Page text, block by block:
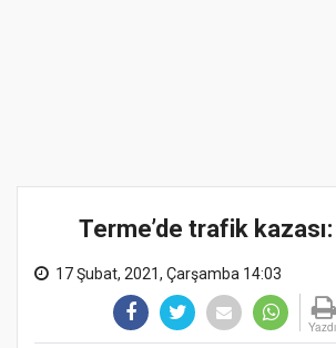
Terme’de trafik kazası:
17 Şubat, 2021, Çarşamba 14:03